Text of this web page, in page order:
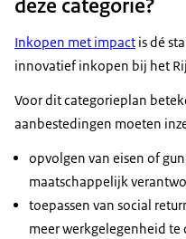
deze categorie?
Inkopen met impact is dé
innovatief inkopen bij het
Voor dit categorieplan
aanbestedingen moeten
opvolgen van eisen of
maatschappelijk
toepassen van social
meer werkgelegenheid te